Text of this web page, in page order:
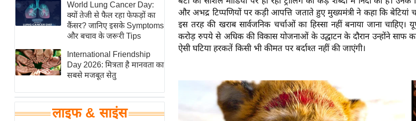
बॉलीवुड
हॉलीवुड
फिल्म समीक्षा
Breaking
News
टेक्नॉलॉजी
ब्यूटी/फैशन
World Lung Cancer Day:
क्यों तेजी से फैल रहा फेफड़ों का
कैंसर? जानिए इसके Symptoms
और बचाव के जरूरी Tips
International Friendship
Day 2026: मित्रता है मानवता का
सबसे मजबूत सेतु
लाइफ & साइंस
और अभद्र टिप्पणियों पर कड़ी आपत्ति जताते हुए मुख्यमंत्री ने कहा कि बेटियां
इस तरह की खराब सार्वजनिक चर्चाओं का हिस्सा नहीं बनाया जाना
करोड़ रुपये से अधिक की विकास योजनाओं के उद्घाटन के दौरान उन्होंने साफ
ऐसी घटिया हरकतें किसी भी कीमत पर बर्दाश्त नहीं की जाएंगी।